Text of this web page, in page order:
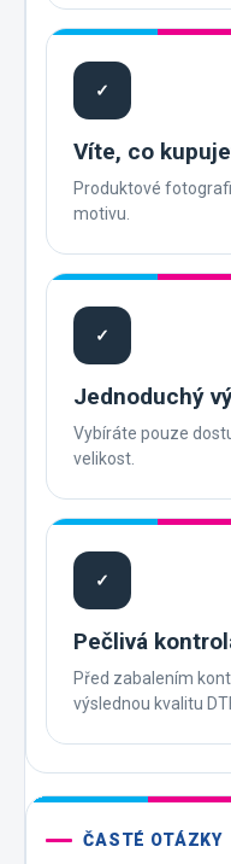
✓
Víte, co
Produktové
motivu.
✓
Jednoduchý
Vybíráte pouze
velikost.
✓
Pečlivá
Před zabalením
výslednou kvalitu
ČASTÉ OTÁZKY